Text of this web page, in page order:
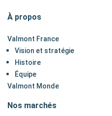
À propos
Valmont France
Vision et stratégie
Histoire
Équipe
Valmont Monde
Nos marchés